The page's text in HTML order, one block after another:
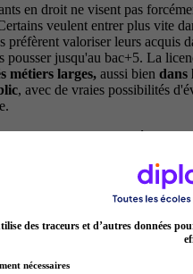
en droit ne visent pas
veulent entrer plus vite
préfèrent valoriser leurs acquis
pousser jusqu'au bac+5. La
métiers larges, aussi bien dans
, avec de vraies possibilités
le barreau, plusieurs métiers
d'avocats
groupes
dans les structures tournées
des traceurs et d’autres données
nécessaires